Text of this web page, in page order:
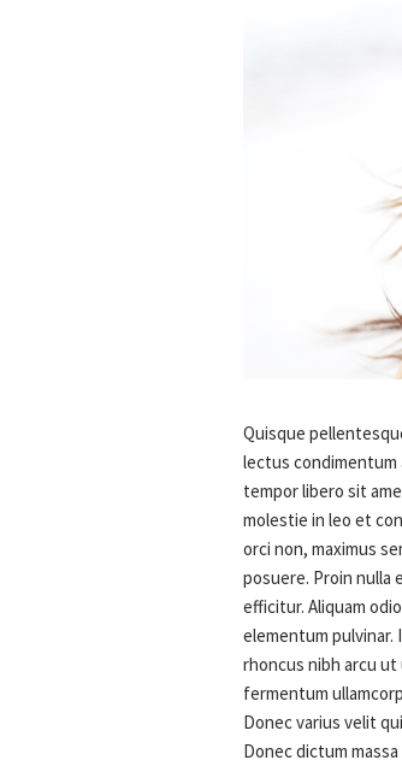
Quisque
lectus condimentum
tempor libero sit
molestie in leo et
orci non, maximus
posuere. Proin nulla
efficitur. Aliquam
elementum pulvinar.
rhoncus nibh arcu
fermentum
Donec varius velit
Donec dictum